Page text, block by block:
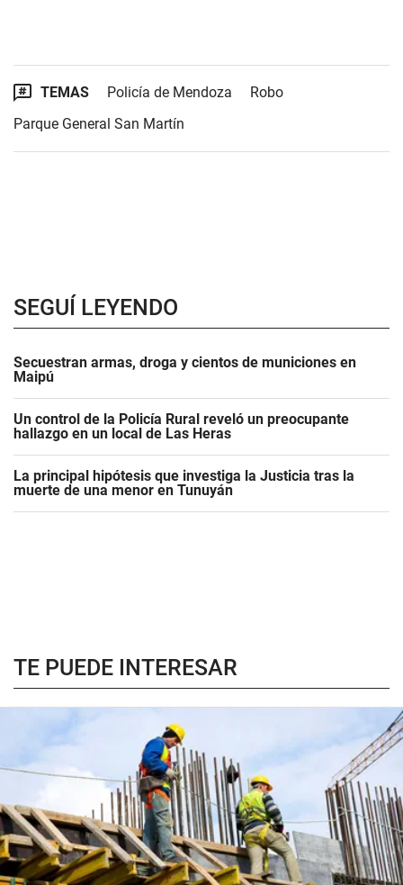
TEMAS Policía de Mendoza
Robo
Parque General San Martín
SEGUÍ LEYENDO
Secuestran armas, droga y cientos de municiones en
Maipú
Un control de la Policía Rural reveló un preocupante
hallazgo en un local de Las Heras
La principal hipótesis que investiga la Justicia tras la
muerte de una menor en Tunuyán
TE PUEDE INTERESAR